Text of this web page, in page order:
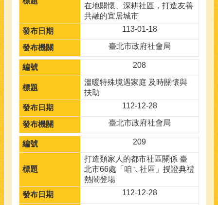
在地關懷、深耕社區，打造友善
共融的宜居城市
113-01-18
臺北市政府社會局
208
溫暖特殊境遇家庭 及時關懷與
扶助
112-12-28
臺北市政府社會局
209
打造類家人的都市社區關係 臺
北市66處「咱ㄟ社區」授證典禮
熱鬧登場
112-12-28